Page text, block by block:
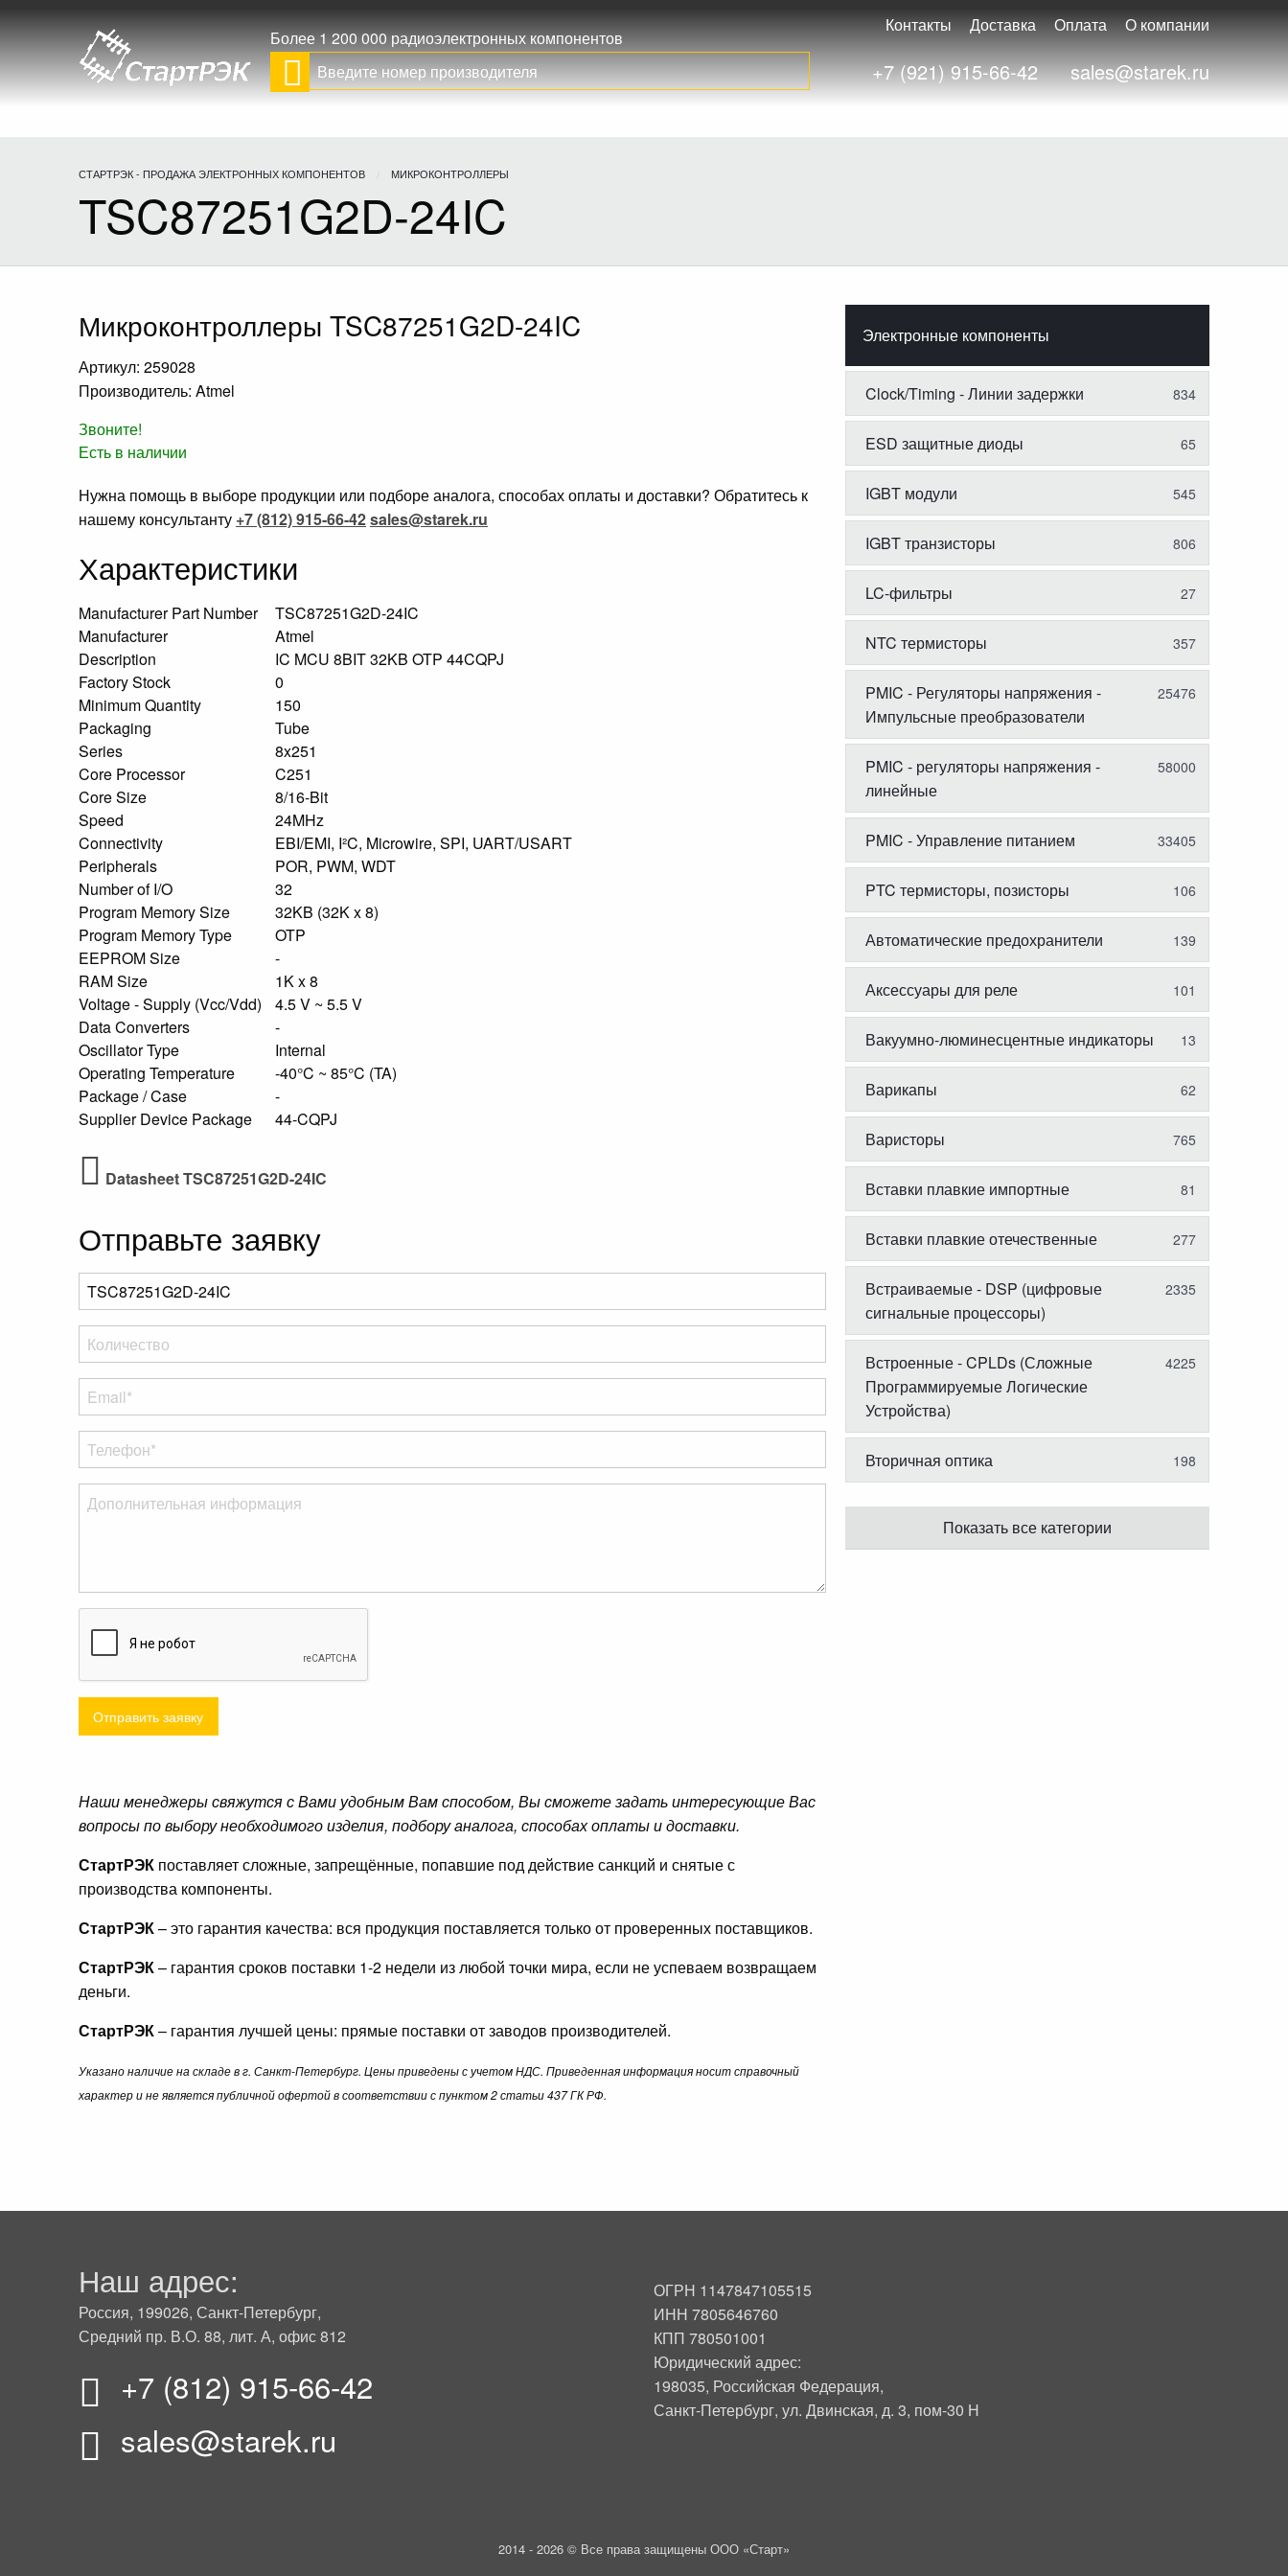
Более 1 200 000 радиоэлектронных компонентов
Контакты Доставка Оплата О компании
+7 (921) 915-66-42 sales@starek.ru
СТАРТРЭК - ПРОДАЖА ЭЛЕКТРОННЫХ КОМПОНЕНТОВ МИКРОКОНТРОЛЛЕРЫ
TSC87251G2D-24IC
Микроконтроллеры TSC87251G2D-24IC
Артикул: 259028
Производитель: Atmel
Звоните!
Есть в наличии
Нужна помощь в выборе продукции или подборе аналога, способах оплаты и доставки? Обратитесь к
нашему консультанту +7 (812) 915-66-42sales@starek.ru
Характеристики
Manufacturer Part Number
TSC87251G2D-24IC
Manufacturer
Atmel
Description
IC MCU 8BIT 32KB OTP 44CQPJ
Factory Stock
0
Minimum Quantity
150
Packaging
Tube
Series
8x251
Core Processor
C251
Core Size
8/16-Bit
Speed
24MHz
Connectivity
EBI/EMI, I²C, Microwire, SPI, UART/USART
Peripherals
POR, PWM, WDT
Number of I/O
32
Program Memory Size
32KB (32K x 8)
Program Memory Type
OTP
EEPROM Size
-
RAM Size
1K x 8
Voltage - Supply (Vcc/Vdd)
4.5 V ~ 5.5 V
Data Converters
-
Oscillator Type
Internal
Operating Temperature
-40°C ~ 85°C (TA)
Package / Case
-
Supplier Device Package
44-CQPJ
Datasheet TSC87251G2D-24IC
Отправьте заявку
Отправить заявку
Наши менеджеры свяжутся с Вами удобным Вам способом, Вы сможете задать интересующие Вас
вопросы по выбору необходимого изделия, подбору аналога, способах оплаты и доставки.
СтартРЭК поставляет сложные, запрещённые, попавшие под действие санкций и снятые с
производства компоненты.
СтартРЭК– это гарантия качества: вся продукция поставляется только от проверенных поставщиков.
СтартРЭК– гарантия сроков поставки 1-2 недели из любой точки мира, если не успеваем возвращаем
деньги.
СтартРЭК– гарантия лучшей цены: прямые поставки от заводов производителей.
Указано наличие на складе в г. Санкт-Петербург. Цены приведены с учетом НДС. Приведенная информация носит справочный
характер и не является публичной офертой в соответствии с пунктом 2 статьи 437 ГК РФ.
Электронные компоненты
Clock/Timing - Линии задержки 834
ESD защитные диоды 65
IGBT модули 545
IGBT транзисторы 806
LC-фильтры 27
NTC термисторы 357
PMIC - Регуляторы напряжения -
Импульсные преобразователи
25476
PMIC - регуляторы напряжения -
линейные
58000
PMIC - Управление питанием 33405
PTC термисторы, позисторы 106
Автоматические предохранители 139
Аксессуары для реле 101
Вакуумно-люминесцентные индикаторы 13
Варикапы 62
Варисторы 765
Вставки плавкие импортные 81
Вставки плавкие отечественные 277
Встраиваемые - DSP (цифровые
сигнальные процессоры)
2335
Встроенные - CPLDs (Сложные
Программируемые Логические
Устройства)
4225
Вторичная оптика 198
Показать все категории
Наш адрес:
Россия, 199026, Санкт-Петербург,
Средний пр. В.О. 88, лит. А, офис 812
+7 (812) 915-66-42
sales@starek.ru
ОГРН 1147847105515
ИНН 7805646760
КПП 780501001
Юридический адрес:
198035, Российская Федерация,
Санкт-Петербург, ул. Двинская, д. 3, пом-30 Н
2014 - 2026 © Все права защищены ООО «Старт»